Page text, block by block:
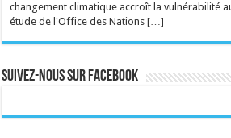
changement climatique accroît la vulnérabilité
étude de l'Office des Nations […]
Suivez-nous sur Facebook